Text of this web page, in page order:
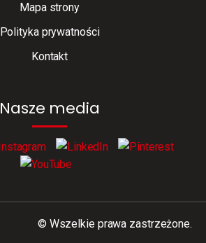
Mapa strony
Polityka prywatności
Kontakt
Nasze media
© Wszelkie prawa zastrzeżone.